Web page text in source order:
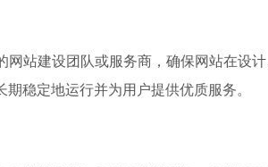
站建设团队或服务商，确保网站在设
稳定地运行并为用户提供优质服务。